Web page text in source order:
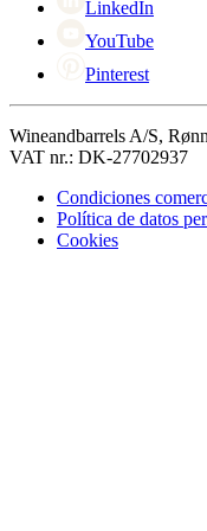
LinkedIn
YouTube
Pinterest
Wineandbarrels A/S,
VAT nr.: DK-27702937
Condiciones
Política de datos
Cookies